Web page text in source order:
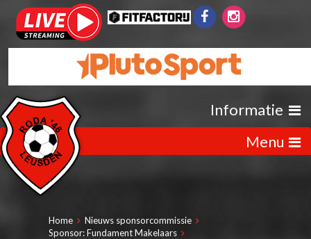
Informatie
Menu
Home
Nieuws sponsorcommissie
Sponsor: Fundament Makelaars